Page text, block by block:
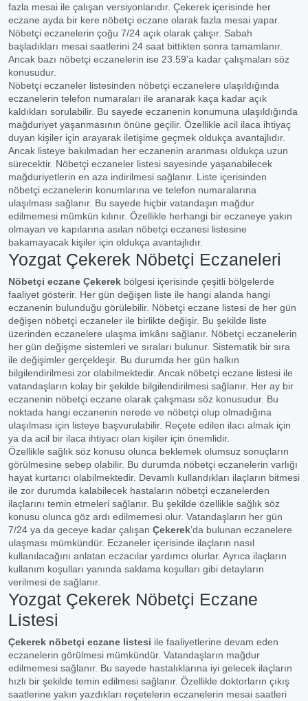
fazla mesai ile çalışan versiyonlarıdır. Çekerek içerisinde her
eczane ayda bir kere nöbetçi eczane olarak fazla mesai yapar.
Nöbetçi eczanelerin çoğu 7/24 açık olarak çalışır. Sabah
başladıkları mesai saatlerini 24 saat bittikten sonra tamamlanır.
Ancak bazı nöbetçi eczanelerin ise 23.59’a kadar çalışmaları söz
konusudur.
Nöbetçi eczaneler listesinden nöbetçi eczanelere ulaşıldığında
eczanelerin telefon numaraları ile aranarak kaça kadar açık
kaldıkları sorulabilir. Bu sayede eczanenin konumuna ulaşıldığında
mağduriyet yaşanmasının önüne geçilir. Özellikle acil ilaca ihtiyaç
duyan kişiler için arayarak iletişime geçmek oldukça avantajlıdır.
Ancak listeye bakılmadan her eczanenin aranması oldukça uzun
sürecektir. Nöbetçi eczaneler listesi sayesinde yaşanabilecek
mağduriyetlerin en aza indirilmesi sağlanır. Liste içerisinden
nöbetçi eczanelerin konumlarına ve telefon numaralarına
ulaşılması sağlanır. Bu sayede hiçbir vatandaşın mağdur
edilmemesi mümkün kılınır. Özellikle herhangi bir eczaneye yakın
olmayan ve kapılarına asılan nöbetçi eczanesi listesine
bakamayacak kişiler için oldukça avantajlıdır.
Yozgat Çekerek Nöbetçi Eczaneleri
Nöbetçi eczane Çekerek bölgesi içerisinde çeşitli bölgelerde
faaliyet gösterir. Her gün değişen liste ile hangi alanda hangi
eczanenin bulunduğu görülebilir. Nöbetçi eczane listesi de her gün
değişen nöbetçi eczaneler ile birlikte değişir. Bu şekilde liste
üzerinden eczanelere ulaşma imkânı sağlanır. Nöbetçi eczanelerin
her gün değişme sistemleri ve sıraları bulunur. Sistematik bir sıra
ile değişimler gerçekleşir. Bu durumda her gün halkın
bilgilendirilmesi zor olabilmektedir. Ancak nöbetçi eczane listesi ile
vatandaşların kolay bir şekilde bilgilendirilmesi sağlanır. Her ay bir
eczanenin nöbetçi eczane olarak çalışması söz konusudur. Bu
noktada hangi eczanenin nerede ve nöbetçi olup olmadığına
ulaşılması için listeye başvurulabilir. Reçete edilen ilacı almak için
ya da acil bir ilaca ihtiyacı olan kişiler için önemlidir.
Özellikle sağlık söz konusu olunca beklemek olumsuz sonuçların
görülmesine sebep olabilir. Bu durumda nöbetçi eczanelerin varlığı
hayat kurtarıcı olabilmektedir. Devamlı kullandıkları ilaçların bitmesi
ile zor durumda kalabilecek hastaların nöbetçi eczanelerden
ilaçlarını temin etmeleri sağlanır. Bu şekilde özellikle sağlık söz
konusu olunca göz ardı edilmemesi olur. Vatandaşların her gün
7/24 ya da geceye kadar çalışan Çekerek’da bulunan eczanelere
ulaşması mümkündür. Eczaneler içerisinde ilaçların nasıl
kullanılacağını anlatan eczacılar yardımcı olurlar. Ayrıca ilaçların
kullanım koşulları yanında saklama koşulları gibi detayların
verilmesi de sağlanır.
Yozgat Çekerek Nöbetçi Eczane
Listesi
Çekerek nöbetçi eczane listesi ile faaliyetlerine devam eden
eczanelerin görülmesi mümkündür. Vatandaşların mağdur
edilmemesi sağlanır. Bu sayede hastalıklarına iyi gelecek ilaçların
hızlı bir şekilde temin edilmesi sağlanır. Özellikle doktorların çıkış
saatlerine yakın yazdıkları reçetelerin eczanelerin mesai saatleri